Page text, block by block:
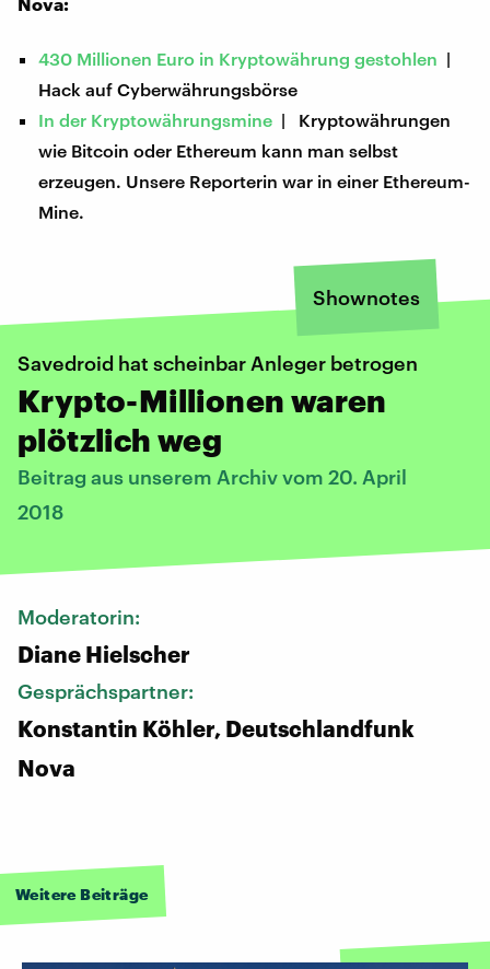
430 Millionen Euro in Kryptowährung gestohlen |
Hack auf Cyberwährungsbörse
In der Kryptowährungsmine | Kryptowährungen
wie Bitcoin oder Ethereum kann man selbst
erzeugen. Unsere Reporterin war in einer Ethereum-
Mine.
Shownotes
Savedroid hat scheinbar Anleger betrogen
Krypto-Millionen waren
plötzlich weg
Beitrag aus unserem Archiv vom 20. April
2018
Moderatorin:
Diane Hielscher
Gesprächspartner:
Konstantin Köhler, Deutschlandfunk
Nova
Weitere Beiträge